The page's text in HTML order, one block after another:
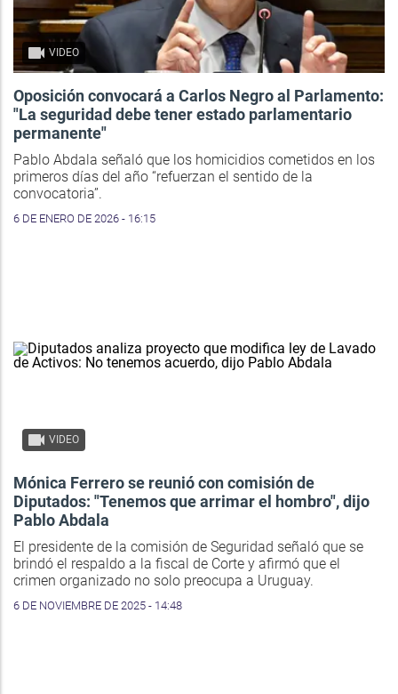
VIDEO
Oposición convocará a Carlos Negro al Parlamento:
"La seguridad debe tener estado parlamentario
permanente"
Pablo Abdala señaló que los homicidios cometidos en los
primeros días del año “refuerzan el sentido de la
convocatoria”.
6 DE ENERO DE 2026 - 16:15
VIDEO
Mónica Ferrero se reunió con comisión de
Diputados: "Tenemos que arrimar el hombro", dijo
Pablo Abdala
El presidente de la comisión de Seguridad señaló que se
brindó el respaldo a la fiscal de Corte y afirmó que el
crimen organizado no solo preocupa a Uruguay.
6 DE NOVIEMBRE DE 2025 - 14:48